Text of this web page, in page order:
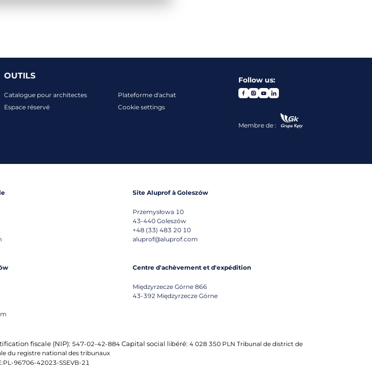
OUTILS
Catalogue pour architectes
Espace réservé
Plateforme d'achat
Cookie settings
Follow us:
Membre de :
Site Aluprof à Goleszów
Przemysłowa 10
43-440 Goleszów
+48 (33) 483 20 10
aluprof@aluprof.com
Centre d'achèvement et d'expédition
Międzyrzecze Górne 866
43-392 Międzyrzecze Górne
fiscale (NIP): 547-02-42-884 Capital social libéré: 4 028 350 PLN Tribunal de district de
du registre national des tribunaux
96706-42023-SSEVB-21